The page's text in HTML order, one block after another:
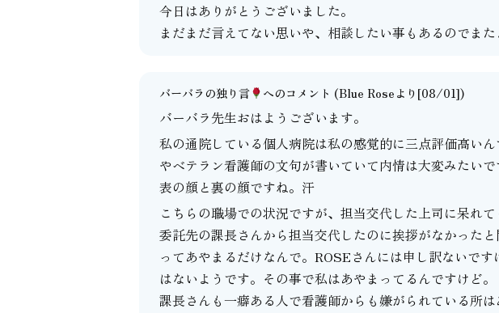
今日はありがとうございました。
まだまだ言えてない思いや、相談したい事もあるのでまた
バーバラの独り言 へのコメント (Blue Roseより[08/01])
バーバラ先生おはようございます。
私の通院している個人病院は私の感覚的に三点評価高い
やベテラン看護師の文句が書いていて内情は大変みたい
表の顔と裏の顔ですね。汗
こちらの職場での状況ですが、担当交代した上司に呆れて
委託先の課長さんから担当交代したのに挨拶がなかった
ってあやまるだけなんで。ROSEさんには申し訳ないで
はないようです。その事で私はあやまってるんですけど。
課長さんも一癖ある人で看護師からも嫌がられている所